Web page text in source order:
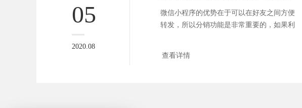
05
2020.08
微信小程序的优势在于可以在好友之间方便
转发，所以分销功能是非常重要的，如果利
查看详情